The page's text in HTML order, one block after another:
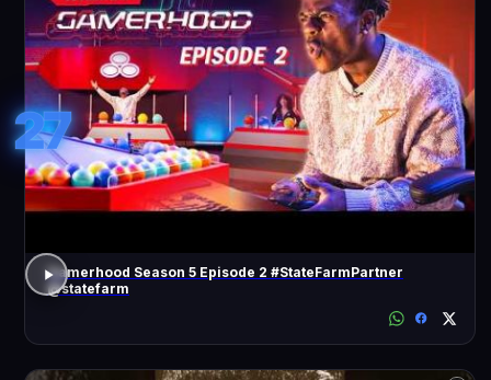
27
Gamerhood Season 5 Episode 2 #StateFarmPartner
@statefarm